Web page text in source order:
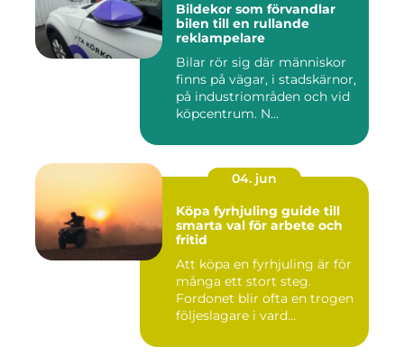
Bildekor som förvandlar
bilen till en rullande
reklampelare
Bilar rör sig där människor
finns på vägar, i stadskärnor,
på industriområden och vid
köpcentrum. N...
04. jun
Köpa fyrhjuling guide till
smarta val för arbete och
fritid
Att köpa en fyrhjuling är för
många ett stort steg.
Fordonet blir ofta en trogen
följeslagare i vard...